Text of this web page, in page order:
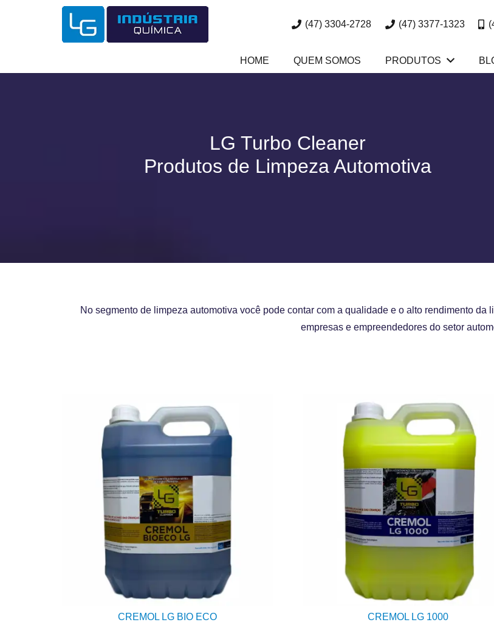
(47) 3304-2728 (47) 3377-1323
HOME QUEM SOMOS PRODUTOS
LG Turbo Cleaner
Produtos de Limpeza Automotiva
No segmento de limpeza automotiva você pode contar com a qualidade e o alto rendimento da
empresas e empreendedores do setor
CREMOL LG BIO ECO CREMOL LG 1000